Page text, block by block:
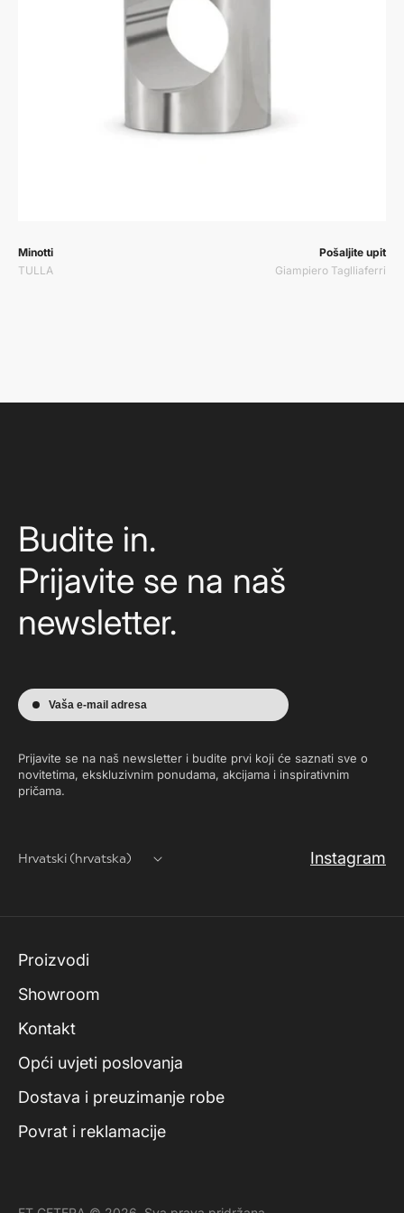
Prodavač:
Minotti
TULLA
Prodavač:Pošaljite upit
Giampiero Taglliaferri
Budite in.
Prijavite se na naš
newsletter.
Vaša e-mail adresa
Prijavite se na naš newsletter i budite prvi koji će saznati sve o
novitetima, ekskluzivnim ponudama, akcijama i inspirativnim
pričama.
Hrvatski (hrvatska) Instagram
Proizvodi
Showroom
Kontakt
Opći uvjeti poslovanja
Dostava i preuzimanje robe
Povrat i reklamacije